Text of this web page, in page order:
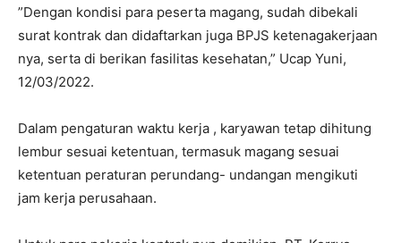
”Dengan kondisi para peserta magang, sudah dibekali
surat kontrak dan didaftarkan juga BPJS ketenagakerjaan
nya, serta di berikan fasilitas kesehatan,” Ucap Yuni,
12/03/2022.
Dalam pengaturan waktu kerja , karyawan tetap dihitung
lembur sesuai ketentuan, termasuk magang sesuai
ketentuan peraturan perundang- undangan mengikuti
jam kerja perusahaan.